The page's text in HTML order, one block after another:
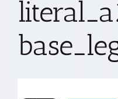
CONTACTO